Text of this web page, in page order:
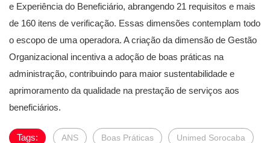
e Experiência do Beneficiário, abrangendo 21 requisitos e mais
de 160 itens de verificação. Essas dimensões contemplam todo
o escopo de uma operadora. A criação da dimensão de Gestão
Organizacional incentiva a adoção de boas práticas na
administração, contribuindo para maior sustentabilidade e
aprimoramento da qualidade na prestação de serviços aos
beneficiários.
Tags: ANS Boas Práticas Unimed Sorocaba